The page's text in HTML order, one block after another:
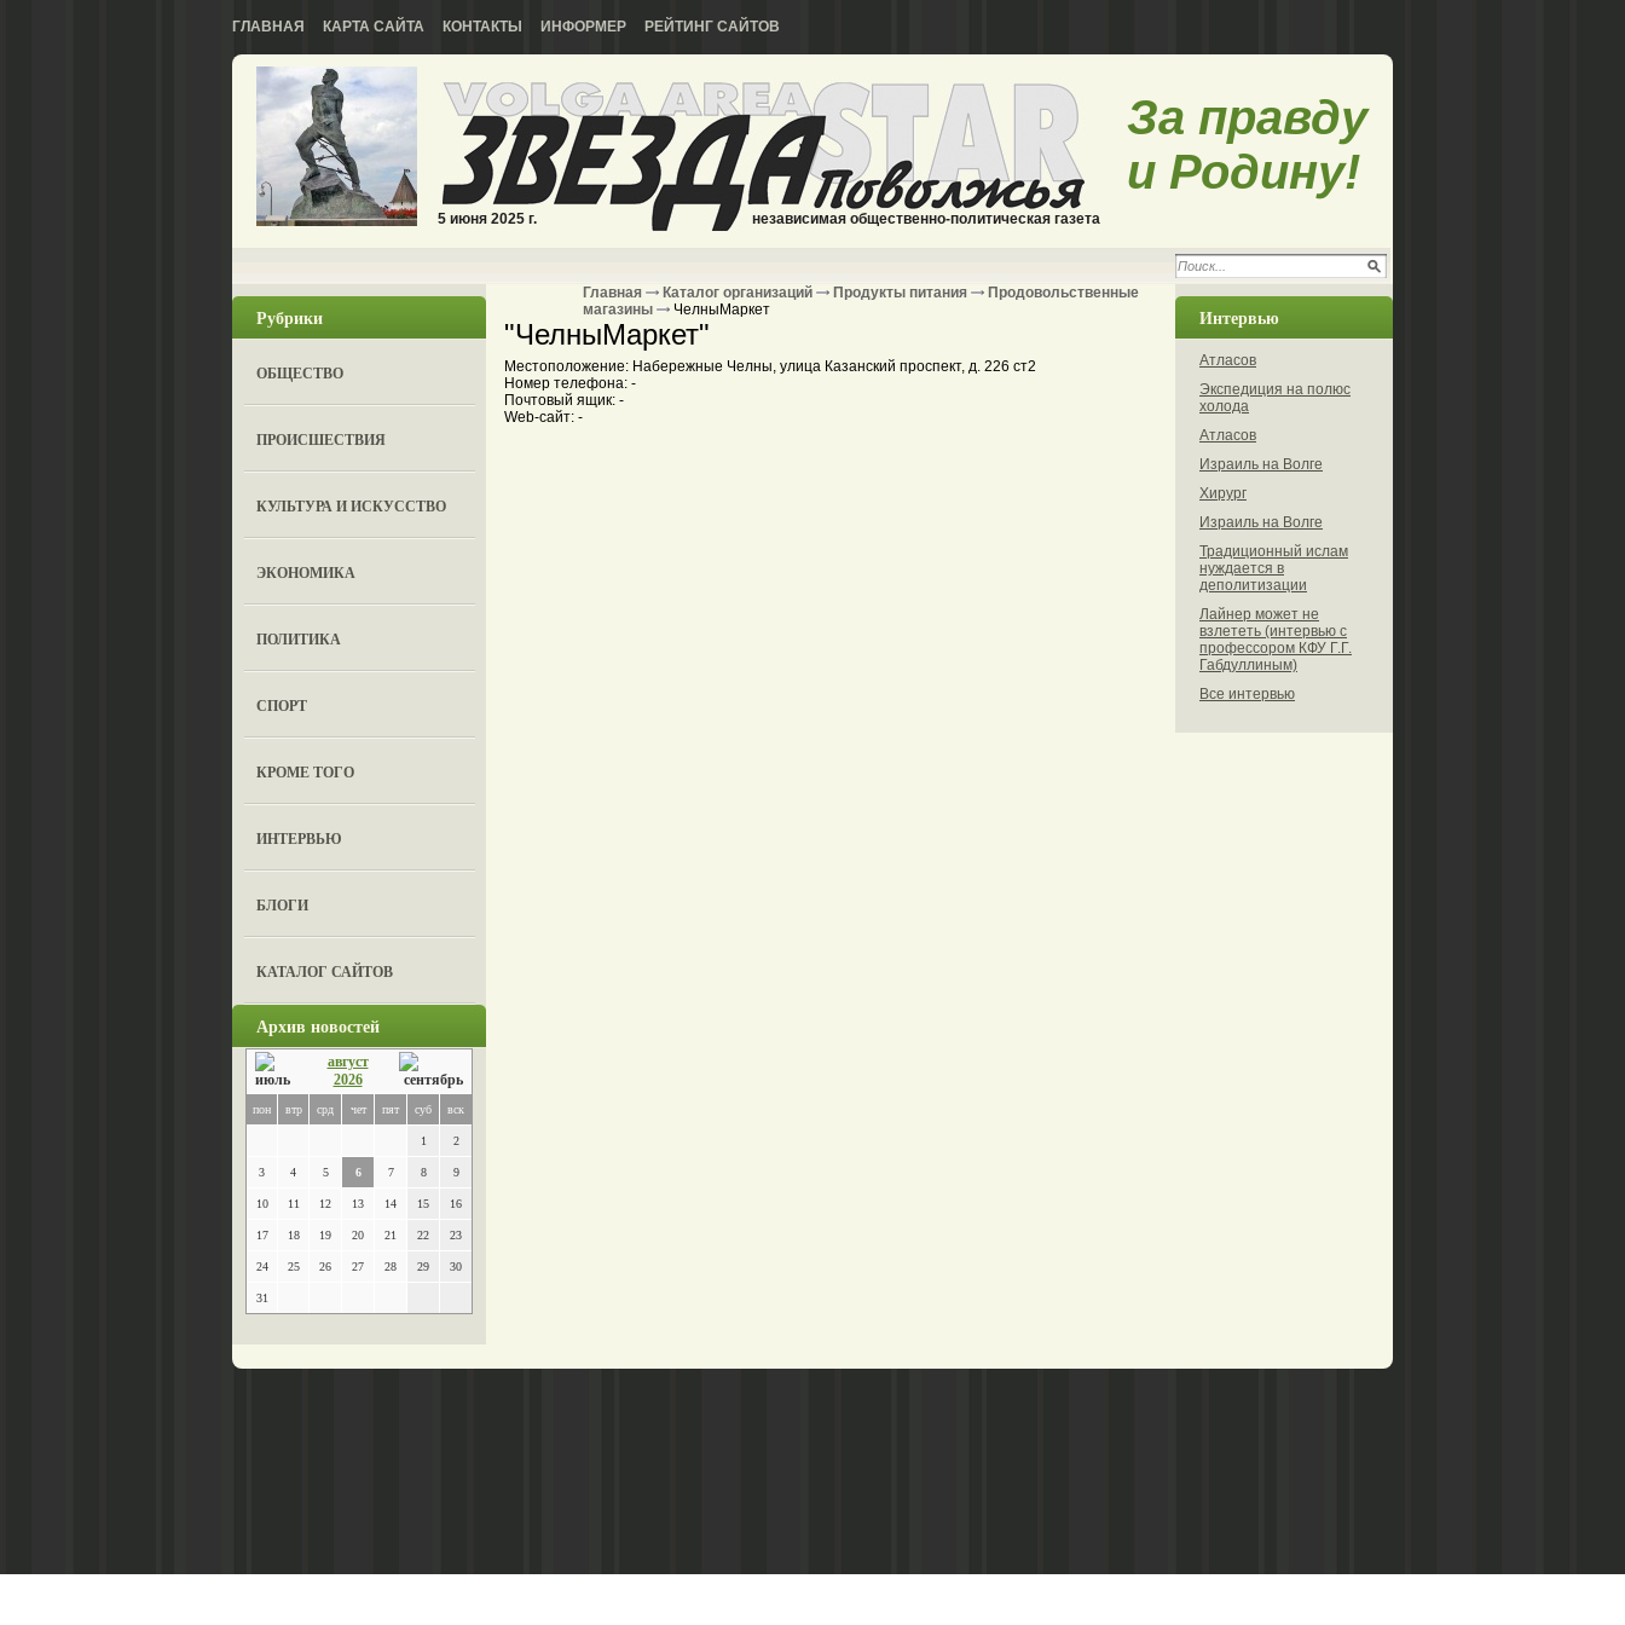
ГЛАВНАЯ КАРТА САЙТА КОНТАКТЫ ИНФОРМЕР РЕЙТИНГ САЙТОВ
5 июня 2025 г. независимая общественно-политическая газета
За правду
и Родину!
Рубрики
ОБЩЕСТВО
ПРОИСШЕСТВИЯ
КУЛЬТУРА И ИСКУССТВО
ЭКОНОМИКА
ПОЛИТИКА
СПОРТ
КРОМЕ ТОГО
ИНТЕРВЬЮ
БЛОГИ
КАТАЛОГ САЙТОВ
Архив новостей
август
2026
пон втр срд чет пят суб вск
1 2
3 4 5 6 7 8 9
10 11 12 13 14 15 16
17 18 19 20 21 22 23
24 25 26 27 28 29 30
31
Главная Каталог организаций Продукты питания
Продовольственные
магазины
ЧелныМаркет
"ЧелныМаркет"
Местоположение: Набережные Челны, улица Казанский проспект, д. 226 ст2
Номер телефона: -
Почтовый ящик: -
Web-сайт: -
Интервью
Атласов
Экспедиция на полюс
холода
Атласов
Израиль на Волге
Хирург
Израиль на Волге
Традиционный ислам
нуждается в
деполитизации
Лайнер может не
взлететь (интервью с
профессором КФУ Г.Г.
Габдуллиным)
Все интервью